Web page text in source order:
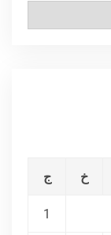
خ ج
1